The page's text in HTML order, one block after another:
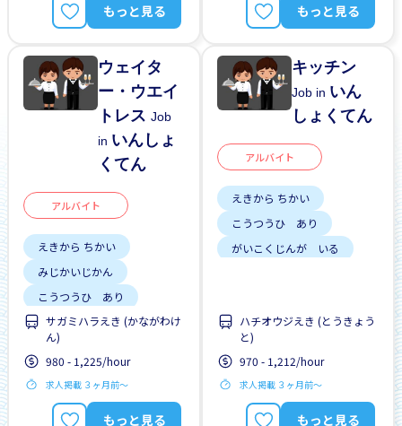
もっと見る もっと見る
ウェイタ
ー・ウエイ
トレスJob
in いんしょ
くてん
アルバイト
えきから ちかい
みじかいじかん
こうつうひ あり
しゅう2、3にち
はじめて OK
サガミハラえき (かながわけ
ん)
980 - 1,225/hour
求人掲載 ３ヶ月前〜
もっと見る
キッチン
Job in いん
しょくてん
アルバイト
えきから ちかい
こうつうひ あり
がいこくじんが いる
ハチオウジえき (とうきょう
と)
970 - 1,212/hour
求人掲載 ３ヶ月前〜
もっと見る